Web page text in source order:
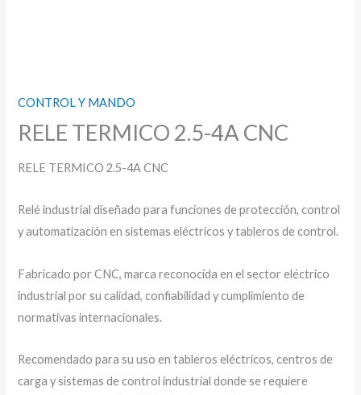
CONTROL Y MANDO
RELE TERMICO 2.5-4A CNC
RELE TERMICO 2.5-4A CNC
Relé industrial diseñado para funciones de protección, control
y automatización en sistemas eléctricos y tableros de control.
Fabricado por CNC, marca reconocida en el sector eléctrico
industrial por su calidad, confiabilidad y cumplimiento de
normativas internacionales.
Recomendado para su uso en tableros eléctricos, centros de
carga y sistemas de control industrial donde se requiere